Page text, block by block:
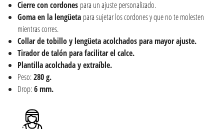
Cierre con cordones para un ajuste personalizado.
Goma en la lengüeta para sujetar los cordones y que no te molesten
mientras corres.
Collar de tobillo y lengüeta acolchados para mayor ajuste.
Tirador de talón para facilitar el calce.
Plantilla acolchada y extraíble.
Peso:280 g.
Drop:6 mm.